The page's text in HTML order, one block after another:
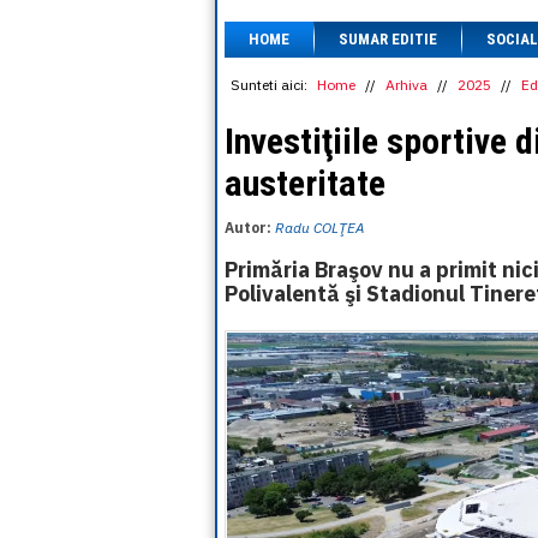
HOME SUMAR EDITIE SOCIAL
Sunteti aici: Home // Arhiva // 2025 //
Investiţiile sportive
austeritate
Autor: Radu COLŢEA
Primăria Braşov nu a primit
Polivalentă şi Stadionul